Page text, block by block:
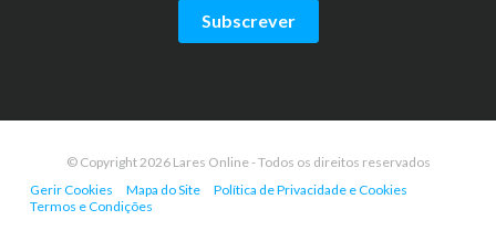
Subscrever
© Copyright 2026 Lares Online - Todos os direitos reservados
Gerir Cookies
Mapa do Site
Política de Privacidade e Cookies
Termos e Condições